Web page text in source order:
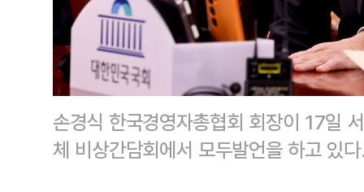
손경식 한국경영자총협회 회장이 17일
체 비상간담회에서 모두발언을 하고 있